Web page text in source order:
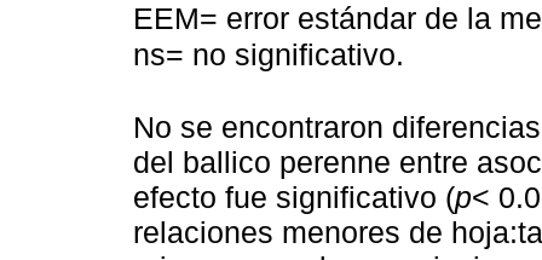
EEM= error estándar de la
ns= no significativo.
No se encontraron
del ballico perenne entre
efecto fue significativo (p<
relaciones menores de